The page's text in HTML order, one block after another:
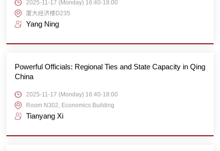
2025-11-17 (Monday) 16:40-18:00
厦大经济楼D235
Yang Ning
Powerful Officials: Regional Ties and State Capacity in Qing
China
2025-11-17 (Monday) 16:40-18:00
Room N302, Economics Building
Tianyang Xi